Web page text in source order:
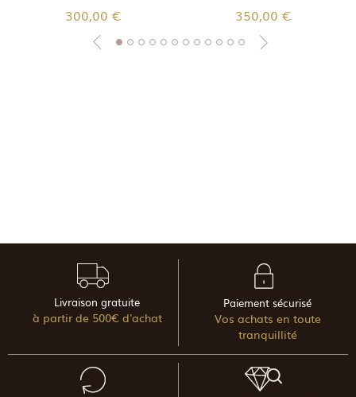
300,00 € 350,00 €
Livraison gratuite
à partir de 500€ d'achat
Paiement sécurisé
Vos achats en toute
tranquillité